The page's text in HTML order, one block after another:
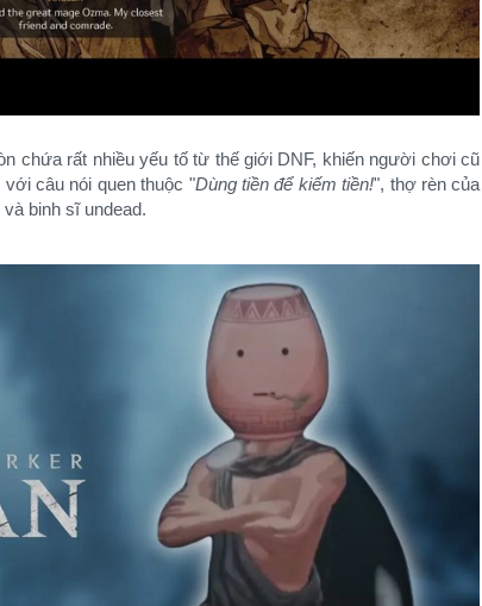
chứa rất nhiều yếu tố từ thế giới DNF, khiến người chơi cũ
câu nói quen thuộc "Dùng tiền để kiếm tiền!", thợ rèn của
binh sĩ undead.